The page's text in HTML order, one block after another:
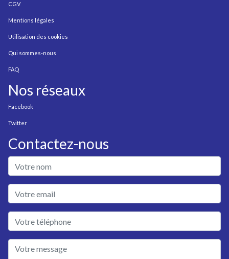
CGV
Mentions légales
Utilisation des cookies
Qui sommes-nous
FAQ
Nos réseaux
Facebook
Twitter
Contactez-nous